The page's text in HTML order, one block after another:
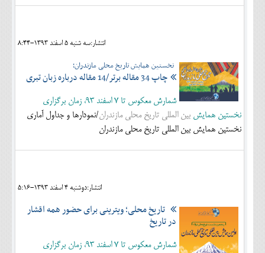
انتشار:سه شنبه 5 اسفند 1393-8:44
نخستین همایش تاریخ محلی مازندران؛
چاپ 34 مقاله برتر/14 مقاله درباره زبان تبری
شمارش معکوس تا 7 اسفند 93، زمان برگزاری
نخستین همایش بین المللی تاریخ محلی مازندران/نمودارها و جداول آماری
نخستین همایش بین المللی تاریخ محلی مازندران
انتشار:دوشنبه 4 اسفند 1393-5:16
تاریخ محلی؛ ویترینی برای حضور همه اقشار
در تاریخ
شمارش معکوس تا 7 اسفند 93، زمان برگزاری